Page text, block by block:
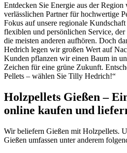
Entdecken Sie Energie aus der
verlässlichen Partner für hochwertige
Fokus auf unsere regionale
flexiblen und persönlichen Service,
die meisten anderen aufhören. Doch
Hedrich legen wir großen Wert auf
Kunden pflanzen wir einen Baum in
Zeichen für eine grüne Zukunft.
Pellets – wählen Sie Tilly Hedrich!“
Holzpellets Gießen –
online kaufen und
Wir beliefern Gießen mit Holzpellets.
Gießen umfassen unter anderem